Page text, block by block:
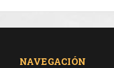
NAVEGACIÓN